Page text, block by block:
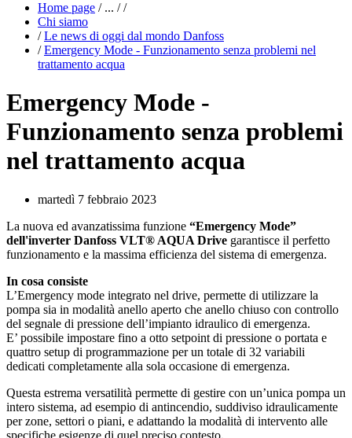
Home page /... / /
Chi siamo
/ Le news di oggi dal mondo Danfoss
/ Emergency Mode - Funzionamento senza problemi nel
trattamento acqua
Emergency Mode -
Funzionamento senza problemi
nel trattamento acqua
martedì 7 febbraio 2023
La nuova ed avanzatissima funzione “Emergency Mode”
dell'inverter Danfoss VLT® AQUA Drive garantisce il perfetto
funzionamento e la massima efficienza del sistema di emergenza.
In cosa consiste
L’Emergency mode integrato nel drive, permette di utilizzare la
pompa sia in modalità anello aperto che anello chiuso con controllo
del segnale di pressione dell’impianto idraulico di emergenza.
E’ possibile impostare fino a otto setpoint di pressione o portata e
quattro setup di programmazione per un totale di 32 variabili
dedicati completamente alla sola occasione di emergenza.
Questa estrema versatilità permette di gestire con un’unica pompa un
intero sistema, ad esempio di antincendio, suddiviso idraulicamente
per zone, settori o piani, e adattando la modalità di intervento alle
specifiche esigenze di quel preciso contesto.